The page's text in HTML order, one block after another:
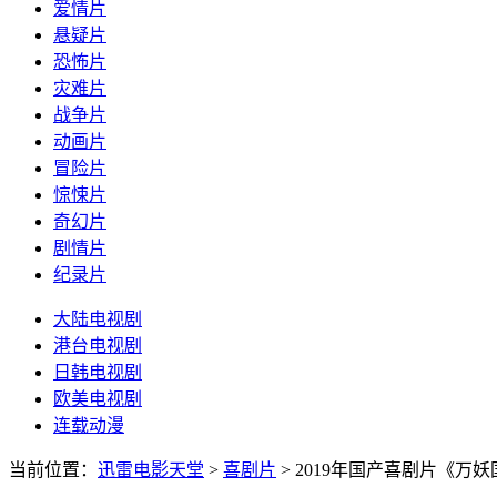
爱情片
悬疑片
恐怖片
灾难片
战争片
动画片
冒险片
惊悚片
奇幻片
剧情片
纪录片
大陆电视剧
港台电视剧
日韩电视剧
欧美电视剧
连载动漫
当前位置： 迅雷电影天堂 > 喜剧片 > 2019年国产喜剧片《万